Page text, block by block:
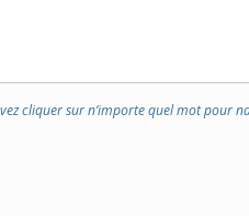
cliquer sur n’importe quel mot pour